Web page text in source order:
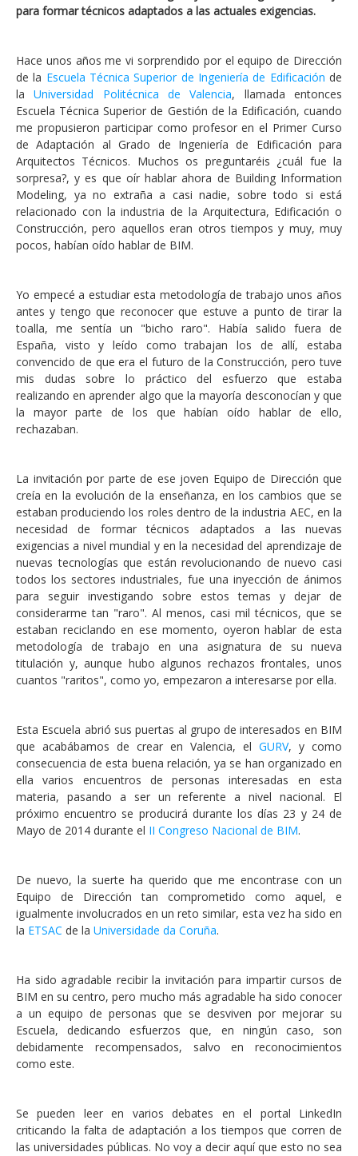
para formar técnicos adaptados a las actuales exigencias.
Hace unos años me vi sorprendido por el equipo de Dirección
de la Escuela Técnica Superior de Ingeniería de Edificación de
laUniversidad Politécnica de Valencia, llamada entonces
Escuela Técnica Superior de Gestión de la Edificación, cuando
me propusieron participar como profesor en el Primer Curso
de Adaptación al Grado de Ingeniería de Edificación para
Arquitectos Técnicos. Muchos os preguntaréis ¿cuál fue la
sorpresa?, y es que oír hablar ahora de Building Information
Modeling, ya no extraña a casi nadie, sobre todo si está
relacionado con la industria de la Arquitectura, Edificación o
Construcción, pero aquellos eran otros tiempos y muy, muy
pocos, habían oído hablar de BIM.
Yo empecé a estudiar esta metodología de trabajo unos años
antes y tengo que reconocer que estuve a punto de tirar la
toalla, me sentía un "bicho raro". Había salido fuera de
España, visto y leído como trabajan los de allí, estaba
convencido de que era el futuro de la Construcción, pero tuve
mis dudas sobre lo práctico del esfuerzo que estaba
realizando en aprender algo que la mayoría desconocían y que
la mayor parte de los que habían oído hablar de ello,
rechazaban.
La invitación por parte de ese joven Equipo de Dirección que
creía en la evolución de la enseñanza, en los cambios que se
estaban produciendo los roles dentro de la industria AEC, en la
necesidad de formar técnicos adaptados a las nuevas
exigencias a nivel mundial y en la necesidad del aprendizaje de
nuevas tecnologías que están revolucionando de nuevo casi
todos los sectores industriales, fue una inyección de ánimos
para seguir investigando sobre estos temas y dejar de
considerarme tan "raro". Al menos, casi mil técnicos, que se
estaban reciclando en ese momento, oyeron hablar de esta
metodología de trabajo en una asignatura de su nueva
titulación y, aunque hubo algunos rechazos frontales, unos
cuantos "raritos", como yo, empezaron a interesarse por ella.
Esta Escuela abrió sus puertas al grupo de interesados en BIM
que acabábamos de crear en Valencia, el GURV, y como
consecuencia de esta buena relación, ya se han organizado en
ella varios encuentros de personas interesadas en esta
materia, pasando a ser un referente a nivel nacional. El
próximo encuentro se producirá durante los días 23 y 24 de
Mayo de 2014 durante el II Congreso Nacional de BIM.
De nuevo, la suerte ha querido que me encontrase con un
Equipo de Dirección tan comprometido como aquel, e
igualmente involucrados en un reto similar, esta vez ha sido en
la ETSAC de la Universidade da Coruña.
Ha sido agradable recibir la invitación para impartir cursos de
BIM en su centro, pero mucho más agradable ha sido conocer
a un equipo de personas que se desviven por mejorar su
Escuela, dedicando esfuerzos que, en ningún caso, son
debidamente recompensados, salvo en reconocimientos
como este.
Se pueden leer en varios debates en el portal LinkedIn
criticando la falta de adaptación a los tiempos que corren de
las universidades públicas. No voy a decir aquí que esto no sea